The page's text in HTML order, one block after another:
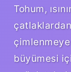
Tohum,
çimlenmeye
büyümesi